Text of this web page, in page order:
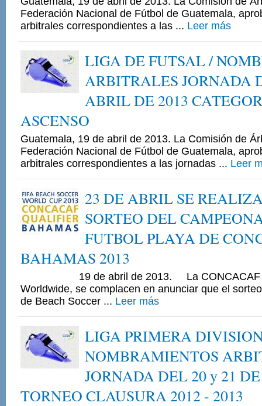
Federación Nacional de Fútbol de Guatemala,
arbitrales correspondientes a las ... Leer más
LIGA DE FUTSAL /
ARBITRALES JORNADA
ABRIL DE 2013
ASCENSO
Guatemala, 19 de abril de 2013. La Comisión de
Federación Nacional de Fútbol de Guatemala,
arbitrales correspondientes a las jornadas ... Leer
23 DE ABRIL SE
SORTEO DEL
FUTBOL PLAYA DE
BAHAMAS 2013
19 de abril de 2013. La CONCACAF y
Worldwide, se complacen en anunciar que el
de Beach Soccer ... Leer más
LIGA PRIMERA
NOMBRAMIENTOS
JORNADA DEL 20 y 21
TORNEO CLAUSURA 2012 - 2013